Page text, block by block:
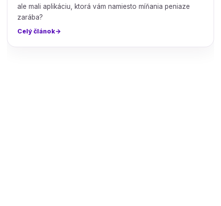
ale mali aplikáciu, ktorá vám namiesto míňania peniaze
zarába?
Celý článok